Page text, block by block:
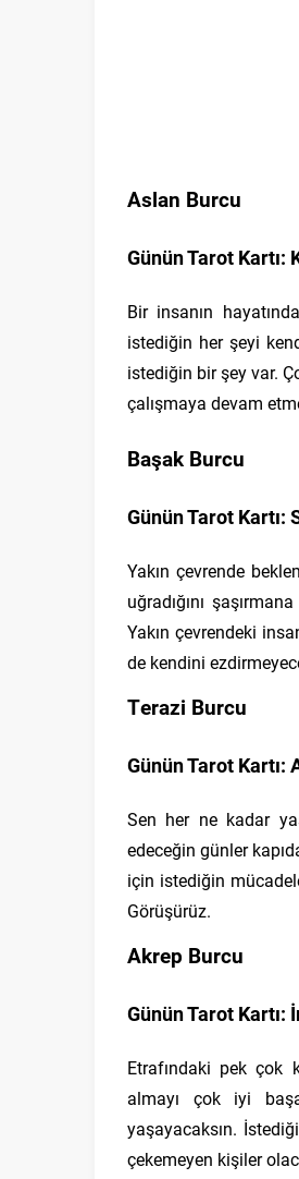
Aslan Burcu
Günün Tarot Kartı:
Bir insanın
istediğin her şeyi
istediğin bir şey var.
çalışmaya devam
Başak Burcu
Günün Tarot Kartı:
Yakın çevrende
uğradığını
Yakın çevrendeki
de kendini
Terazi Burcu
Günün Tarot Kartı:
Sen her ne kadar
edeceğin günler
için istediğin
Görüşürüz.
Akrep Burcu
Günün Tarot Kartı:
Etrafındaki pek çok
almayı çok iyi
yaşayacaksın.
çekemeyen kişiler